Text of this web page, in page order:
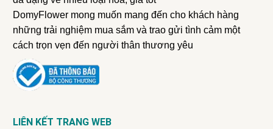
DomyFlower mong muốn mang đến cho khách hàng
những trải nghiệm mua sắm và trao gửi tình cảm một
cách trọn vẹn đến người thân thương yêu
LIÊN KẾT TRANG WEB